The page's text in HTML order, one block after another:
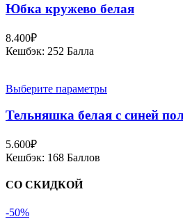
Юбка кружево белая
8.400₽
Кешбэк: 252 Балла
Выберите параметры
Тельняшка белая с синей
5.600₽
Кешбэк: 168 Баллов
СО СКИДКОЙ
-50%